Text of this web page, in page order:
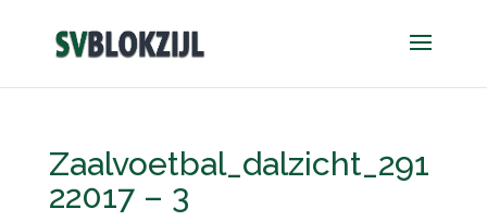
Zaalvoetbal_dalzicht_291
22017 – 3